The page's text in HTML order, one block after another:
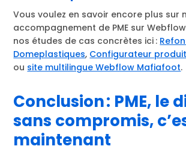
Vous voulez en savoir encore plus sur
accompagnement de PME sur
nos études de cas concrètes ici :
Domeplastiques, Configurateur
ou site multilingue Webflow Mafiafoot.
Conclusion : PME, le
sans compromis,
maintenant